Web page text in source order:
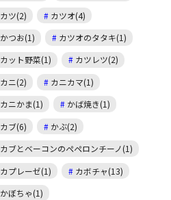
カツ(2)
カツオ(4)
かつお(1)
カツオのタタキ(1)
カット野菜(1)
カツレツ(2)
カニ(2)
カニカマ(1)
カニかま(1)
かば焼き(1)
カブ(6)
かぶ(2)
カブとベーコンのペペロンチーノ(1)
カプレーゼ(1)
カボチャ(13)
かぼちゃ(1)